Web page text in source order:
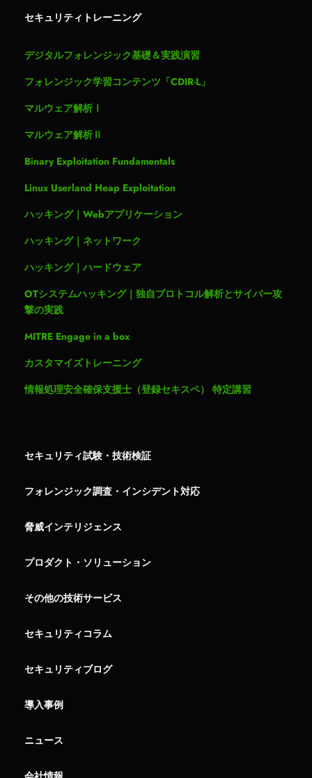
セキュリティトレーニング
デジタルフォレンジック基礎＆実践演習
フォレンジック学習コンテンツ「CDIR-L」
マルウェア解析Ⅰ
マルウェア解析Ⅱ
Binary Exploitation Fundamentals
Linux Userland Heap Exploitation
ハッキング｜Webアプリケーション
ハッキング｜ネットワーク
ハッキング｜ハードウェア
OTシステムハッキング｜独自プロトコル解析とサイバー攻
撃の実践
MITRE Engage in a box
カスタマイズトレーニング
情報処理安全確保支援士（登録セキスペ） 特定講習
セキュリティ試験・技術検証
フォレンジック調査・インシデント対応
脅威インテリジェンス
プロダクト・ソリューション
その他の技術サービス
セキュリティコラム
セキュリティブログ
導入事例
ニュース
会社情報